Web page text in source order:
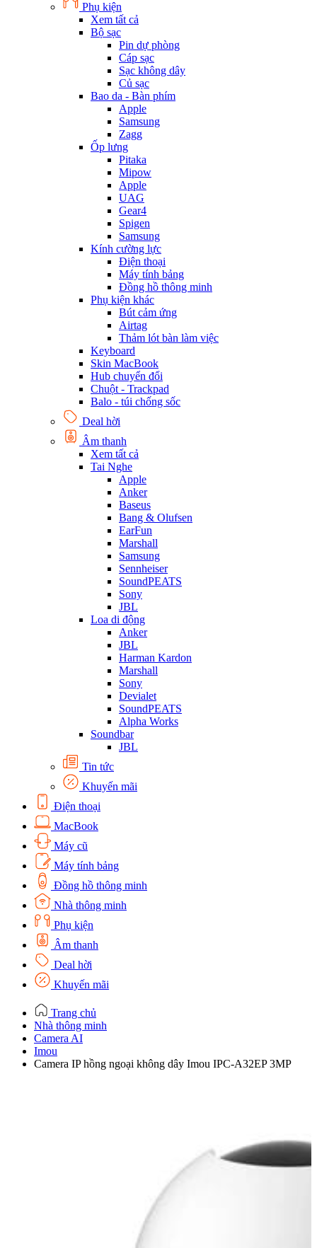
Phụ kiện
Xem tất cả
Bộ sạc
Pin dự phòng
Cáp sạc
Sạc không dây
Củ sạc
Bao da - Bàn phím
Apple
Samsung
Zagg
Ốp lưng
Pitaka
Mipow
Apple
UAG
Gear4
Spigen
Samsung
Kính cường lực
Điện thoại
Máy tính bảng
Đồng hồ thông minh
Phụ kiện khác
Bút cảm ứng
Airtag
Thảm lót bàn làm việc
Keyboard
Skin MacBook
Hub chuyển đổi
Chuột - Trackpad
Balo - túi chống sốc
Deal hời
Âm thanh
Xem tất cả
Tai Nghe
Apple
Anker
Baseus
Bang & Olufsen
EarFun
Marshall
Samsung
Sennheiser
SoundPEATS
Sony
JBL
Loa di động
Anker
JBL
Harman Kardon
Marshall
Sony
Devialet
SoundPEATS
Alpha Works
Soundbar
JBL
Tin tức
Khuyến mãi
Điện thoại
MacBook
Máy cũ
Máy tính bảng
Đồng hồ thông minh
Nhà thông minh
Phụ kiện
Âm thanh
Deal hời
Khuyến mãi
Trang chủ
Nhà thông minh
Camera AI
Imou
Camera IP hồng ngoại không dây Imou IPC-A32EP 3MP